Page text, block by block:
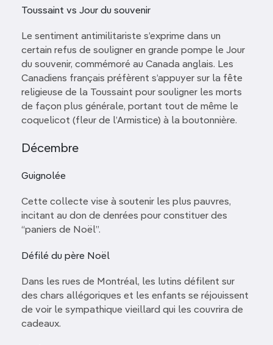
Toussaint vs Jour du souvenir
Le sentiment antimilitariste s’exprime dans un
certain refus de souligner en grande pompe le Jour
du souvenir, commémoré au Canada anglais. Les
Canadiens français préfèrent s’appuyer sur la fête
religieuse de la Toussaint pour souligner les morts
de façon plus générale, portant tout de même le
coquelicot (fleur de l’Armistice) à la boutonnière.
Décembre
Guignolée
Cette collecte vise à soutenir les plus pauvres,
incitant au don de denrées pour constituer des
“paniers de Noël”.
Défilé du père Noël
Dans les rues de Montréal, les lutins défilent sur
des chars allégoriques et les enfants se réjouissent
de voir le sympathique vieillard qui les couvrira de
cadeaux.